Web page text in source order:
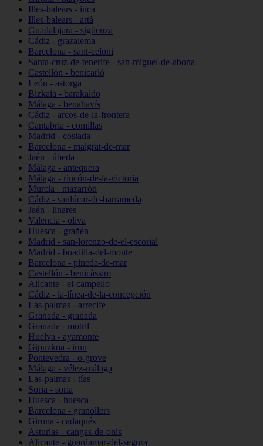
Illes-balears - inca
Illes-balears - artà
Guadalajara - sigüenza
Cádiz - grazalema
Barcelona - sant-celoni
Santa-cruz-de-tenerife - san-miguel-de-abona
Castellón - benicarló
León - astorga
Bizkaia - barakaldo
Málaga - benahavís
Cádiz - arcos-de-la-frontera
Cantabria - comillas
Madrid - coslada
Barcelona - malgrat-de-mar
Jaén - úbeda
Málaga - antequera
Málaga - rincón-de-la-victoria
Murcia - mazarrón
Cádiz - sanlúcar-de-barrameda
Jaén - linares
Valencia - oliva
Huesca - grañén
Madrid - san-lorenzo-de-el-escorial
Madrid - boadilla-del-monte
Barcelona - pineda-de-mar
Castellón - benicàssim
Alicante - el-campello
Cádiz - la-línea-de-la-concepción
Las-palmas - arrecife
Granada - granada
Granada - motril
Huelva - ayamonte
Gipuzkoa - irun
Pontevedra - o-grove
Málaga - vélez-málaga
Las-palmas - tías
Soria - soria
Huesca - huesca
Barcelona - granollers
Girona - cadaqués
Asturias - cangas-de-onís
Alicante - guardamar-del-segura